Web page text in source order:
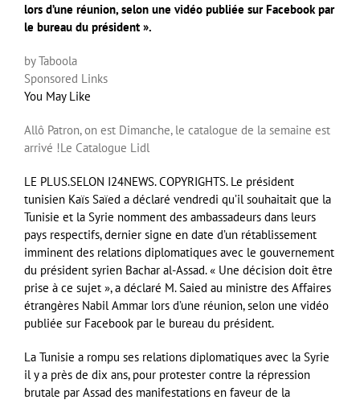
lors d’une réunion, selon une vidéo publiée sur Facebook par
le bureau du président ».
by Taboola
Sponsored Links
You May Like
Allô Patron, on est Dimanche, le catalogue de la semaine est
arrivé !Le Catalogue Lidl
LE PLUS.SELON I24NEWS. COPYRIGHTS. Le président
tunisien Kaïs Saïed a déclaré vendredi qu’il souhaitait que la
Tunisie et la Syrie nomment des ambassadeurs dans leurs
pays respectifs, dernier signe en date d’un rétablissement
imminent des relations diplomatiques avec le gouvernement
du président syrien Bachar al-Assad. « Une décision doit être
prise à ce sujet », a déclaré M. Saied au ministre des Affaires
étrangères Nabil Ammar lors d’une réunion, selon une vidéo
publiée sur Facebook par le bureau du président.
La Tunisie a rompu ses relations diplomatiques avec la Syrie
il y a près de dix ans, pour protester contre la répression
brutale par Assad des manifestations en faveur de la